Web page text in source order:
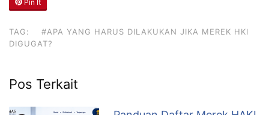
Pin It
TAG:
#APA YANG HARUS DILAKUKAN JIKA MEREK HKI
DIGUGAT?
Pos Terkait